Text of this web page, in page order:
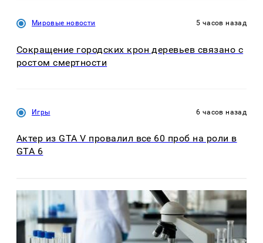
Мировые новости 5 часов назад
Сокращение городских крон деревьев связано с
ростом смертности
Игры 6 часов назад
Актер из GTA V провалил все 60 проб на роли в
GTA 6